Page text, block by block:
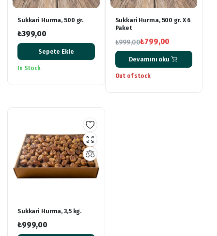
Sukkari Hurma, 500 gr.
₺399,00
Sepete Ekle
In Stock
Sukkari Hurma, 500 gr. X 6
Paket
₺999,00
Orijinal
fiyat:
₺999,00.
₺799,00
Şu
andaki
fiyat:
Devamını oku
Out of stock
Sukkari Hurma, 3,5 kg.
₺999,00